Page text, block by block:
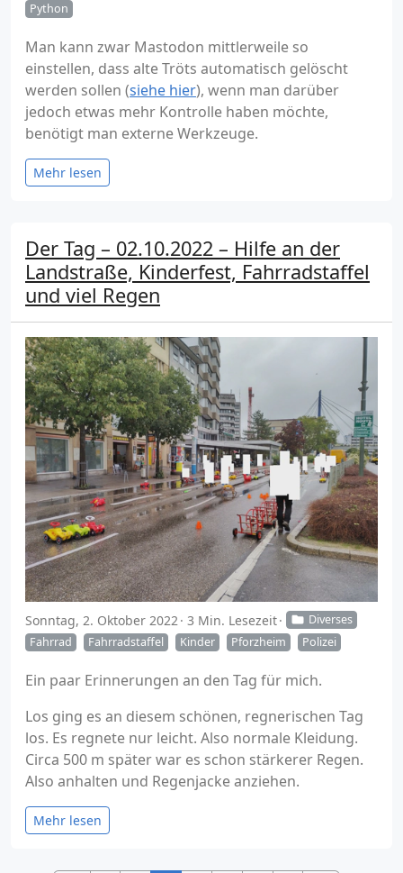
Python
Man kann zwar Mastodon mittlerweile so
einstellen, dass alte Tröts automatisch gelöscht
werden sollen (siehe hier), wenn man darüber
jedoch etwas mehr Kontrolle haben möchte,
benötigt man externe Werkzeuge.
Mehr lesen
Der Tag – 02.10.2022 – Hilfe an der
Landstraße, Kinderfest, Fahrradstaffel
und viel Regen
Sonntag, 2. Oktober 2022 3 Min. Lesezeit
Diverses
Fahrrad
Fahrradstaffel Kinder Pforzheim Polizei
Ein paar Erinnerungen an den Tag für mich.
Los ging es an diesem schönen, regnerischen Tag
los. Es regnete nur leicht. Also normale Kleidung.
Circa 500 m später war es schon stärkerer Regen.
Also anhalten und Regenjacke anziehen.
Mehr lesen